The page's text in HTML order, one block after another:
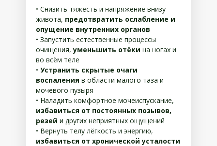
• Снизить тяжесть и напряжение внизу
живота, предотвратить ослабление и
опущение внутренних органов
• Запустить естественные процессы
очищения,уменьшить отёки на ногах и
во всём теле
• Устранить скрытые очаги
воспаления в области малого таза и
мочевого пузыря
• Наладить комфортное мочеиспускание,
избавиться от постоянных позывов,
резей и других неприятных ощущений
• Вернуть телу лёгкость и энергию,
избавиться от хронической усталости